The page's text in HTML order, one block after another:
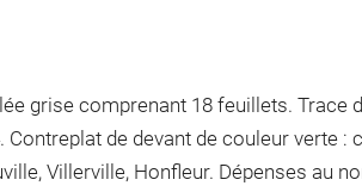
grise comprenant 18 feuillets. Trace
de devant de couleur verte :
Villerville, Honfleur. Dépenses au